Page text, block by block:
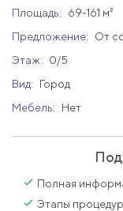
Площадь:
69-161 м²
Предложение:
От
Этаж:
0/5
Вид:
Город
Мебель:
Нет
Полная
Этапы